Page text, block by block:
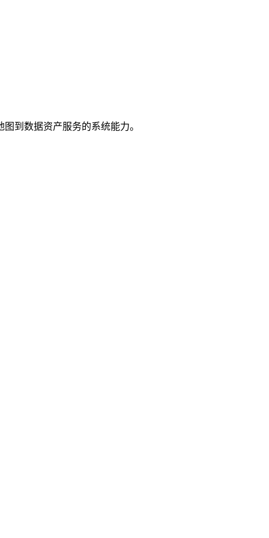
到数据资产服务的系统能力。